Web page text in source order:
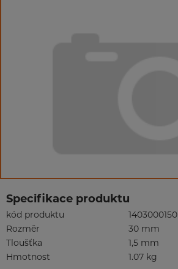
Specifikace produktu
kód produktu
1403000150
Rozměr
30 mm
Tloušťka
1,5 mm
Hmotnost
1.07 kg